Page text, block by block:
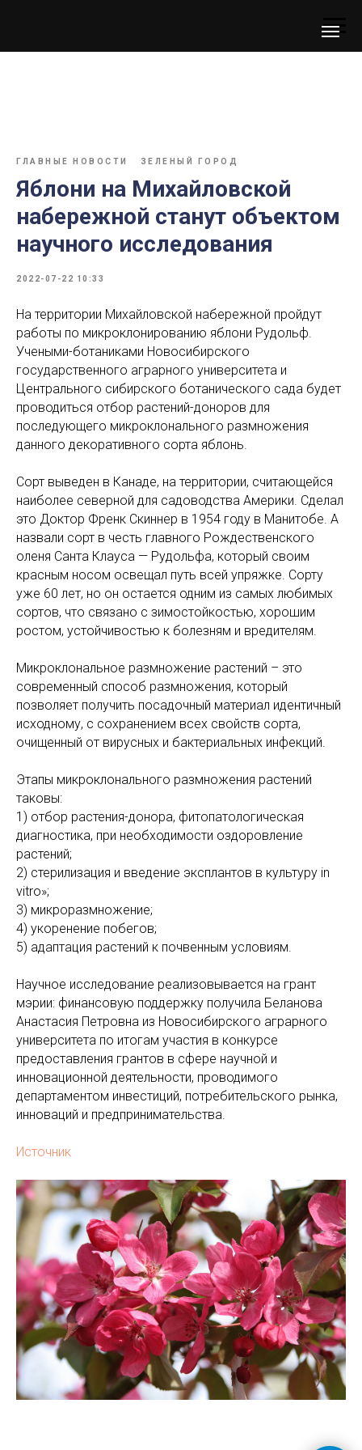
ГЛАВНЫЕ НОВОСТИ ЗЕЛЕНЫЙ ГОРОД
Яблони на Михайловской
набережной станут объектом
научного исследования
2022-07-22 10:33
На территории Михайловской набережной пройдут
работы по микроклонированию яблони Рудольф.
Учеными-ботаниками Новосибирского
государственного аграрного университета и
Центрального сибирского ботанического сада будет
проводиться отбор растений-доноров для
последующего микроклонального размножения
данного декоративного сорта яблонь.
Сорт выведен в Канаде, на территории, считающейся
наиболее северной для садоводства Америки. Сделал
это Доктор Френк Скиннер в 1954 году в Манитобе. А
назвали сорт в честь главного Рождественского
оленя Санта Клауса — Рудольфа, который своим
красным носом освещал путь всей упряжке. Сорту
уже 60 лет, но он остается одним из самых любимых
сортов, что связано с зимостойкостью, хорошим
ростом, устойчивостью к болезням и вредителям.
Микроклональное размножение растений – это
современный способ размножения, который
позволяет получить посадочный материал идентичный
исходному, с сохранением всех свойств сорта,
очищенный от вирусных и бактериальных инфекций.
Этапы микроклонального размножения растений
таковы:
1) отбор растения-донора, фитопатологическая
диагностика, при необходимости оздоровление
растений;
2) стерилизация и введение эксплантов в культуру in
vitro»;
3) микроразмножение;
4) укоренение побегов;
5) адаптация растений к почвенным условиям.
Научное исследование реализовывается на грант
мэрии: финансовую поддержку получила Беланова
Анастасия Петровна из Новосибирского аграрного
университета по итогам участия в конкурсе
предоставления грантов в сфере научной и
инновационной деятельности, проводимого
департаментом инвестиций, потребительского рынка,
инноваций и предпринимательства.
Источник